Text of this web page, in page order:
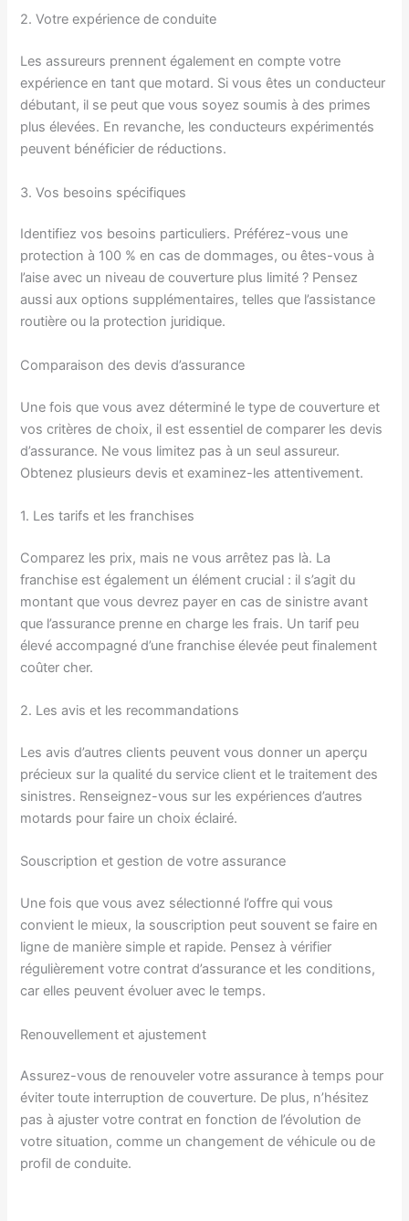
2. Votre expérience de conduite
Les assureurs prennent également en compte votre
expérience en tant que motard. Si vous êtes un conducteur
débutant, il se peut que vous soyez soumis à des primes
plus élevées. En revanche, les conducteurs expérimentés
peuvent bénéficier de réductions.
3. Vos besoins spécifiques
Identifiez vos besoins particuliers. Préférez-vous une
protection à 100 % en cas de dommages, ou êtes-vous à
l’aise avec un niveau de couverture plus limité ? Pensez
aussi aux options supplémentaires, telles que l’assistance
routière ou la protection juridique.
Comparaison des devis d’assurance
Une fois que vous avez déterminé le type de couverture et
vos critères de choix, il est essentiel de comparer les devis
d’assurance. Ne vous limitez pas à un seul assureur.
Obtenez plusieurs devis et examinez-les attentivement.
1. Les tarifs et les franchises
Comparez les prix, mais ne vous arrêtez pas là. La
franchise est également un élément crucial : il s’agit du
montant que vous devrez payer en cas de sinistre avant
que l’assurance prenne en charge les frais. Un tarif peu
élevé accompagné d’une franchise élevée peut finalement
coûter cher.
2. Les avis et les recommandations
Les avis d’autres clients peuvent vous donner un aperçu
précieux sur la qualité du service client et le traitement des
sinistres. Renseignez-vous sur les expériences d’autres
motards pour faire un choix éclairé.
Souscription et gestion de votre assurance
Une fois que vous avez sélectionné l’offre qui vous
convient le mieux, la souscription peut souvent se faire en
ligne de manière simple et rapide. Pensez à vérifier
régulièrement votre contrat d’assurance et les conditions,
car elles peuvent évoluer avec le temps.
Renouvellement et ajustement
Assurez-vous de renouveler votre assurance à temps pour
éviter toute interruption de couverture. De plus, n’hésitez
pas à ajuster votre contrat en fonction de l’évolution de
votre situation, comme un changement de véhicule ou de
profil de conduite.